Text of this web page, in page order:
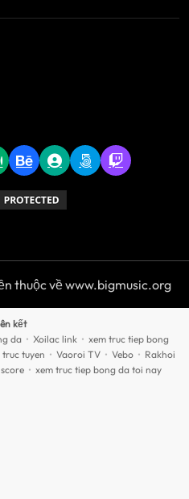
thuộc về www.bigmusic.org
kết
da • Xoilac link • xem truc tiep bong
tuyen • Vaoroi TV • Vebo • Rakhoi
• xem truc tiep bong da toi nay